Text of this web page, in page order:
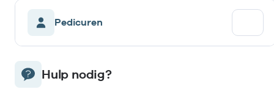
Pedicuren
Hulp nodig?